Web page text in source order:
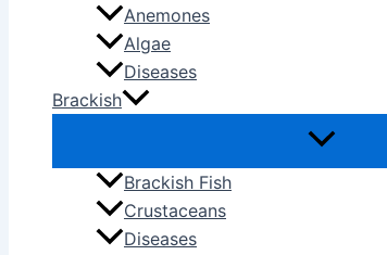
Anemones
Algae
Diseases
Brackish
Brackish Fish
Crustaceans
Diseases